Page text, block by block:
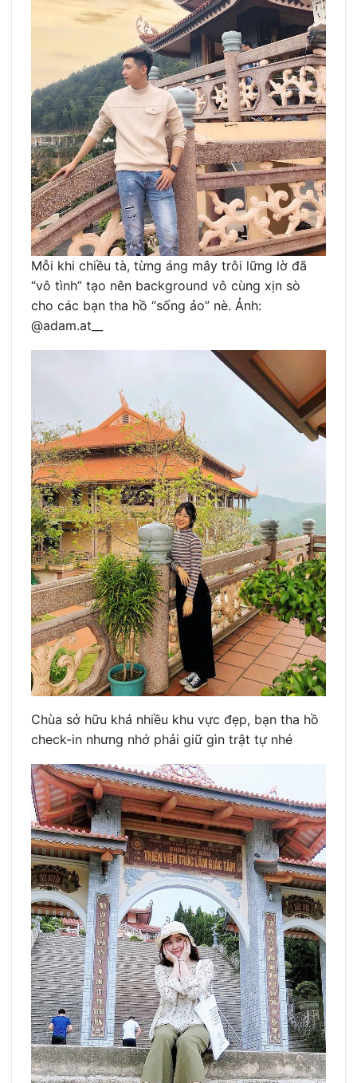
Mỗi khi chiều tà, từng áng mây trôi lững lờ đã
“vô tình” tạo nên background vô cùng xịn sò
cho các bạn tha hồ “sống ảo” nè. Ảnh:
@adam.at__
Chùa sở hữu khá nhiều khu vực đẹp, bạn tha hồ
check-in nhưng nhớ phải giữ gìn trật tự nhé